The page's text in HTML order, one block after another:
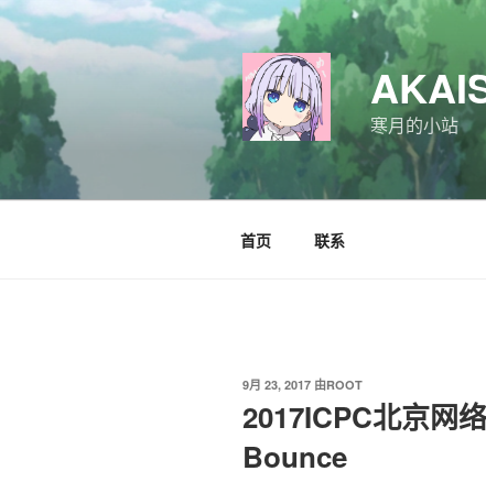
跳
内
容
寒月的小站
首页 联系
发
于
9月 23, 2017 由ROOT
2017ICPC北京网
Bounce